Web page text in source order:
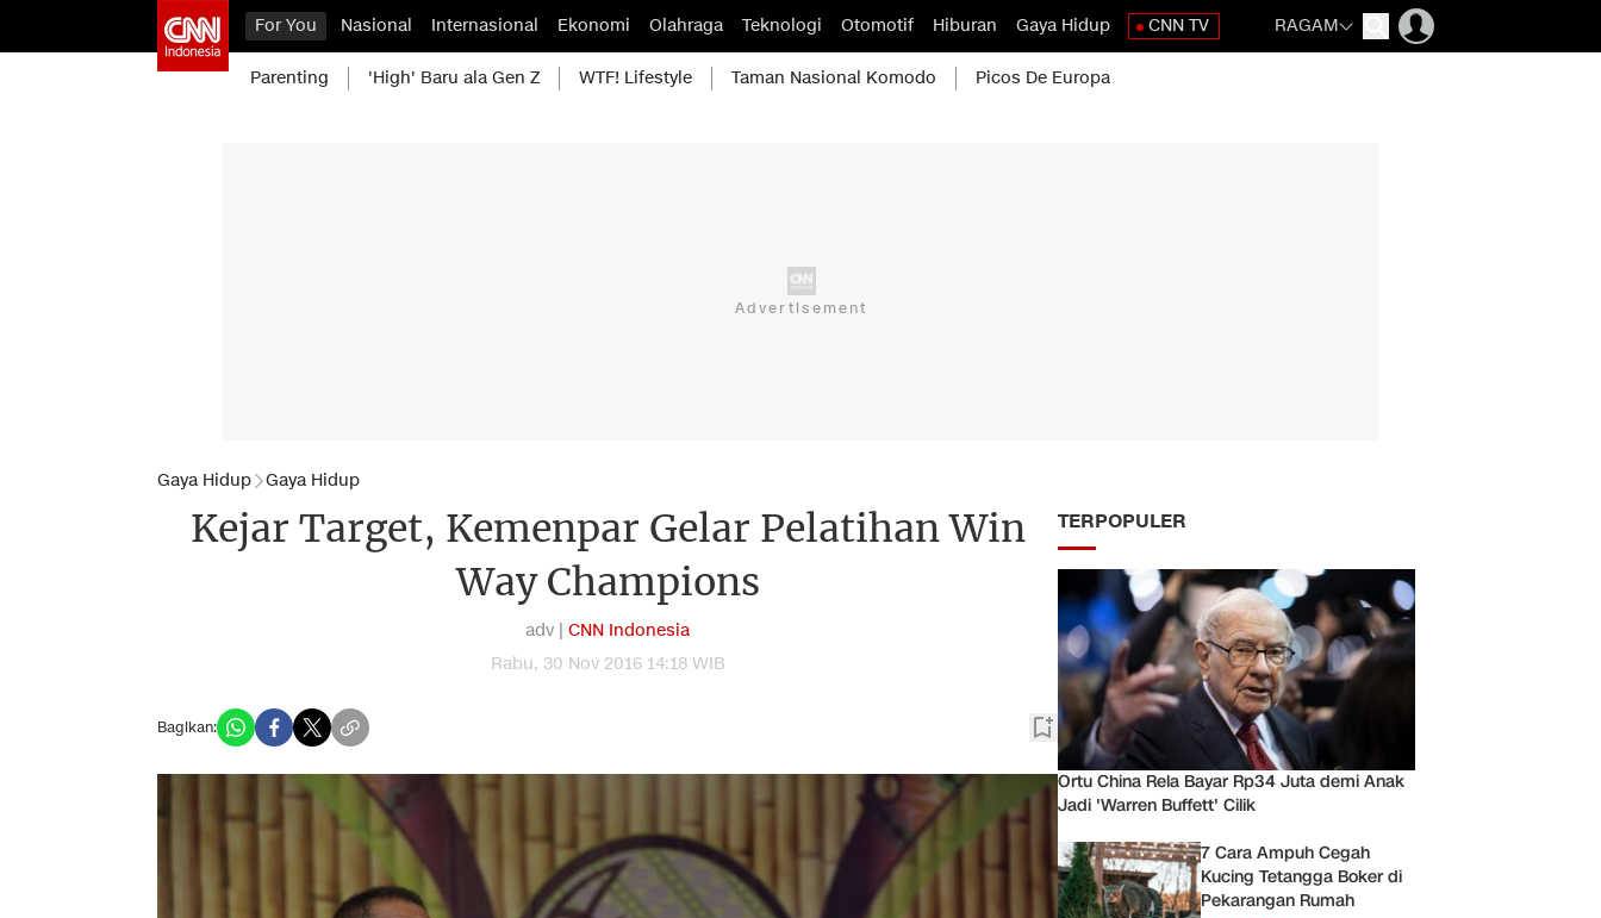
For You Nasional Internasional Ekonomi Olahraga Teknologi Otomotif Hiburan Gaya Hidup CNN TV RAGAM
Parenting 'High' Baru ala Gen Z WTF! Lifestyle Taman Nasional Komodo Picos De Europa
Gaya Hidup Gaya Hidup
Kejar Target, Kemenpar Gelar Pelatihan Win
Way Champions
adv | CNN Indonesia
Rabu, 30 Nov 2016 14:18 WIB
Bagikan:
TERPOPULER
Ortu China Rela Bayar Rp34 Juta demi Anak
Jadi 'Warren Buffett' Cilik
7 Cara Ampuh Cegah
Kucing Tetangga Boker di
Pekarangan Rumah